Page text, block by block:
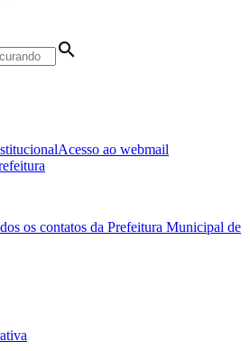
search
Acesso ao webmail
os contatos da Prefeitura Municipal de